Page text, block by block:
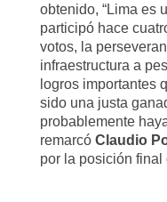
obtenido, “Lima es
participó hace
votos, la
infraestructura a
logros importantes
sido una justa
probablemente
remarcó Claudio
por la posición final